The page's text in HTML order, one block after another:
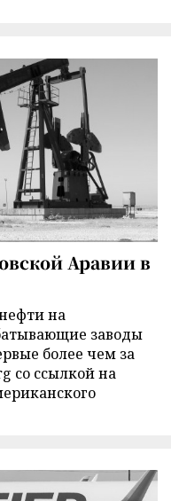
Аравии в
на
заводы
более чем за
со ссылкой на